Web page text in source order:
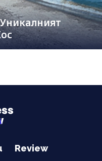
Review